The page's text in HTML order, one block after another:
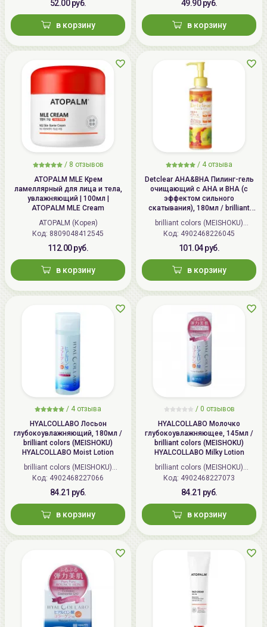
52.00 руб.
в корзину
49.90 руб.
в корзину
/ 8 отзывов
ATOPALM MLE Крем
ламеллярный для лица и тела,
увлажняющий | 100мл |
ATOPALM MLE Cream
ATOPALM (Корея)
Код: 8809048412545
112.00 руб.
в корзину
/ 4 отзыва
Detclear AHA&BHA Пилинг-гель
очищающий с AHA и BHA (с
эффектом сильного
скатывания), 180мл / brilliant
colors (MEISHOKU) Detclear
Bright&Peel AHA&BHA Fruits
Peeling Jelly
brilliant colors (MEISHOKU)
(Япония)
Код: 4902468226045
101.04 руб.
в корзину
/ 4 отзыва
HYALCOLLABO Лосьон
глубокоувлажняющий, 180мл /
brilliant colors (MEISHOKU)
HYALCOLLABO Moist Lotion
brilliant colors (MEISHOKU)
(Япония)
Код: 4902468227066
84.21 руб.
в корзину
/ 0 отзывов
HYALCOLLABO Молочко
глубокоувлажняющее, 145мл /
brilliant colors (MEISHOKU)
HYALCOLLABO Milky Lotion
brilliant colors (MEISHOKU)
(Япония)
Код: 4902468227073
84.21 руб.
в корзину